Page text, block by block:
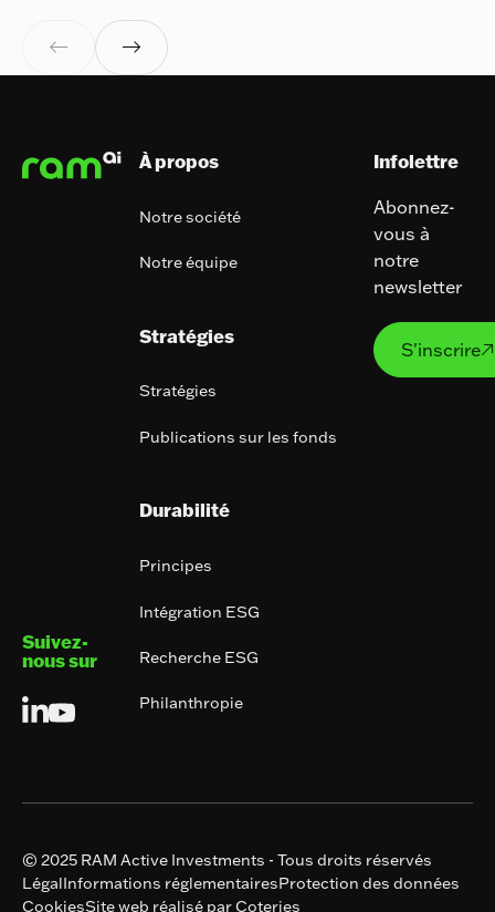
 
Suivez-
nous sur
À propos
Notre société
Notre équipe
Stratégies
Stratégies
Publications sur les fonds
Durabilité
Principes
Intégration ESG
Recherche ESG
Philanthropie
Infolettre
Abonnez-
vous à
notre
newsletter
S'inscrire
© 2025 RAM Active Investments - Tous droits réservés
LégalInformations réglementairesProtection des données
CookiesSite web réalisé par Coteries